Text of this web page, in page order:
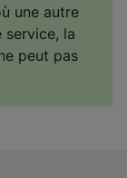
une autre
service, la
peut pas